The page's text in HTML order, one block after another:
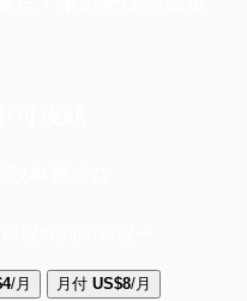
/月 月付 US$8/月